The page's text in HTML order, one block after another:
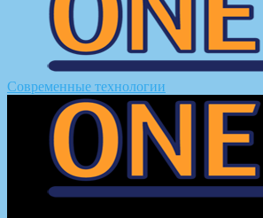
Современные технологии